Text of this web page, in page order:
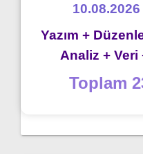
Yazım +
Analiz +
Toplam